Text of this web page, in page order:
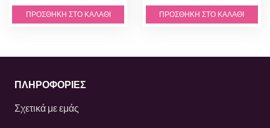
ΠΡΟΣΘΉΚΗ ΣΤΟ ΚΑΛΆΘΙ ΠΡΟΣΘΉΚΗ ΣΤΟ ΚΑΛΆΘΙ
ΠΛΗΡΟΦΟΡΙΕΣ
Σχετικά με εμάς